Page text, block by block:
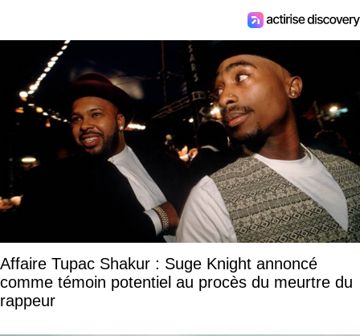
Affaire Tupac Shakur : Suge Knight annoncé
comme témoin potentiel au procès du meurtre du
rappeur